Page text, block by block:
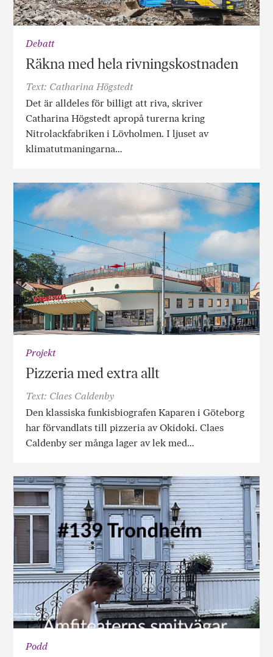
Debatt
Räkna med hela rivningskostnaden
Text: Catharina Högstedt
Det är alldeles för billigt att riva, skriver
Catharina Högstedt apropå turerna kring
Nitrolackfabriken i Lövholmen. I ljuset av
klimatutmaningarna…
Projekt
Pizzeria med extra allt
Text: Claes Caldenby
Den klassiska funkisbiografen Kaparen i Göteborg
har förvandlats till pizzeria av Okidoki. Claes
Caldenby ser många lager av lek med…
Podd